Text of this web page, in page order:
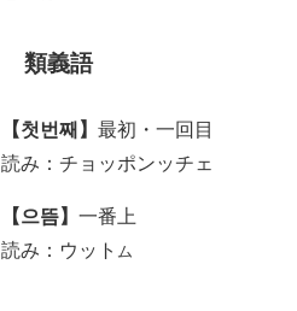
類義語
【첫번째】 最初・一回目
読み：チョッポンッチェ
【으뜸】 一番上
読み：ウット ム